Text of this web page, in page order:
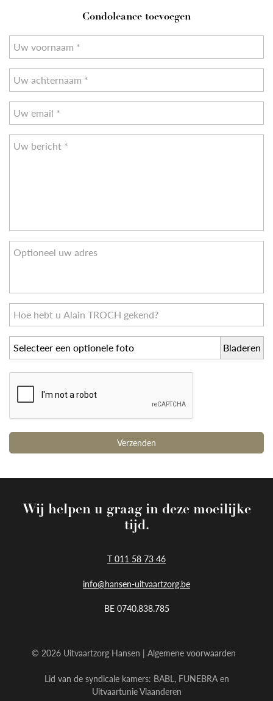
Condoleance toevoegen
Selecteer een optionele foto
Wij helpen u graag in deze moeilijke
tijd.
T 011 58 73 46
info@hansen-uitvaartzorg.be
BE 0740.838.785
© 2026 Uitvaartzorg Hansen | Algemene voorwaarden
Lid van de syndicale kamers: BABL, FUNEBRAen
Uitvaartunie Vlaanderen